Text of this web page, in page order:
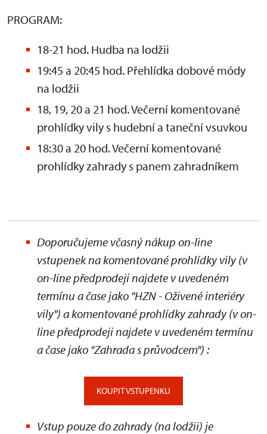
PROGRAM:
18-21 hod. Hudba na lodžii
19:45 a 20:45 hod. Přehlídka dobové módy
na lodžii
18, 19, 20 a 21 hod. Večerní komentované
prohlídky vily s hudební a taneční vsuvkou
18:30 a 20 hod. Večerní komentované
prohlídky zahrady s panem zahradníkem
Doporučujeme včasný nákup on-line
vstupenek na komentované prohlídky vily (v
on-line předprodeji najdete v uvedeném
termínu a čase jako "HZN - Oživené interiéry
vily") a komentované prohlídky zahrady(v on-
line předprodeji najdete v uvedeném termínu
a čase jako "Zahrada s průvodcem") :
KOUPIT VSTUPENKU
Vstup pouze do zahrady (na lodžii) je